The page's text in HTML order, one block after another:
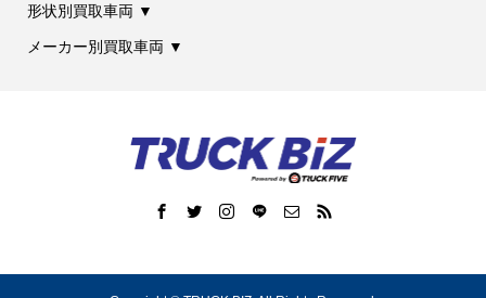
形状別買取車両 ▼
メーカー別買取車両 ▼